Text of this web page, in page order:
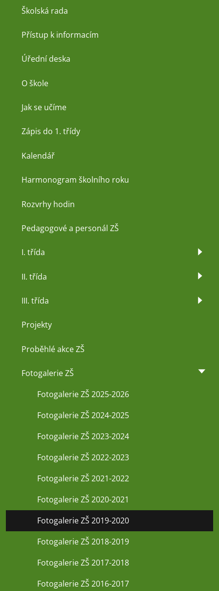
Školská rada
Přístup k informacím
Úřední deska
O škole
Jak se učíme
Zápis do 1. třídy
Kalendář
Harmonogram školního roku
Rozvrhy hodin
Pedagogové a personál ZŠ
I. třída
II. třída
III. třída
Projekty
Proběhlé akce ZŠ
Fotogalerie ZŠ
Fotogalerie ZŠ 2025-2026
Fotogalerie ZŠ 2024-2025
Fotogalerie ZŠ 2023-2024
Fotogalerie ZŠ 2022-2023
Fotogalerie ZŠ 2021-2022
Fotogalerie ZŠ 2020-2021
Fotogalerie ZŠ 2019-2020
Fotogalerie ZŠ 2018-2019
Fotogalerie ZŠ 2017-2018
Fotogalerie ZŠ 2016-2017